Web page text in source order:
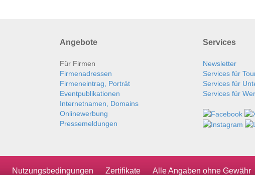
Angebote
Für Firmen
Firmenadressen
Firmeneintrag, Porträt
Eventpublikationen
Internetnamen, Domains
Onlinewerbung
Pressemeldungen
Services
Newsletter
Services für
Services für
Services für
Nutzungsbedingungen Zertifikate Alle Angaben ohne Gewähr